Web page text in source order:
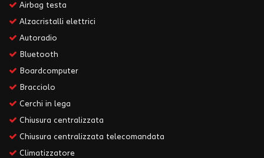
Airbag testa
Alzacristalli elettrici
Autoradio
Bluetooth
Boardcomputer
Bracciolo
Cerchi in lega
Chiusura centralizzata
Chiusura centralizzata telecomandata
Climatizzatore